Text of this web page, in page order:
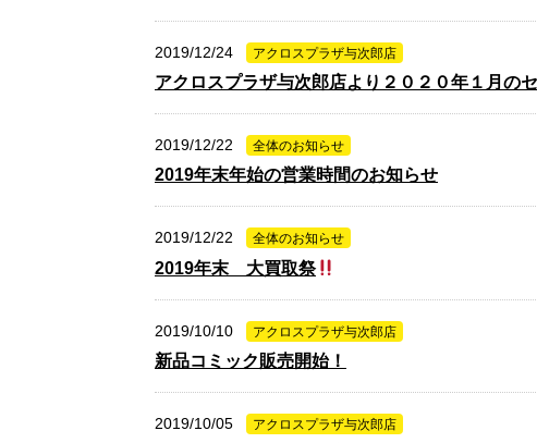
2019/12/24 アクロスプラザ与次郎店
アクロスプラザ与次郎店より２０２０年１月の
2019/12/22 全体のお知らせ
2019年末年始の営業時間のお知らせ
2019/12/22 全体のお知らせ
2019年末 大買取祭
2019/10/10 アクロスプラザ与次郎店
新品コミック販売開始！
2019/10/05 アクロスプラザ与次郎店